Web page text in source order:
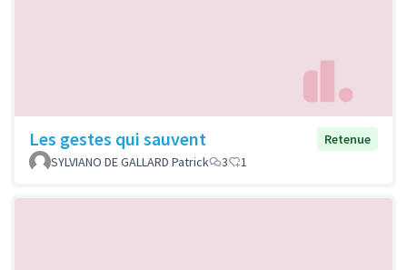
Les gestes qui sauvent
Retenue
SYLVIANO DE GALLARD Patrick
3 1